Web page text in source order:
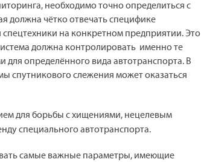
необходимо точно определиться с
должна чётко отвечать специфике
на конкретном предприятии. Это
должна контролировать именно те
определённого вида автотранспорта. В
спутникового слежения может оказаться
для борьбы с хищениями, нецелевым
специального автотранспорта.
самые важные параметры, имеющие